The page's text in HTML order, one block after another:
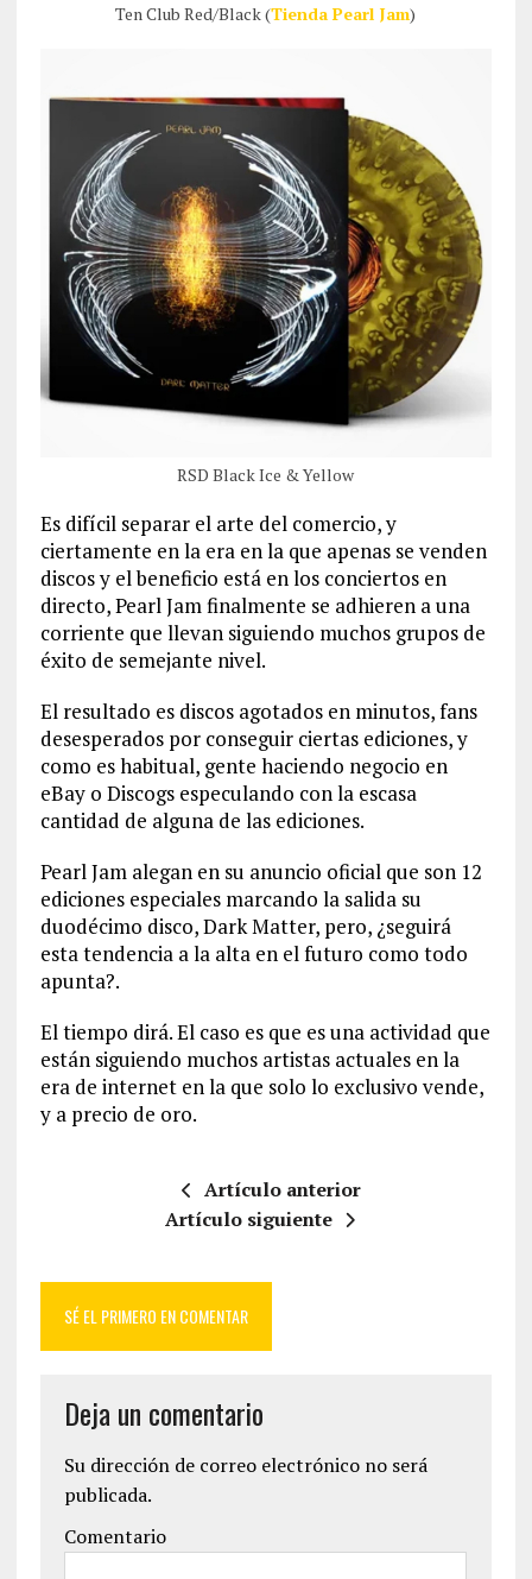
Ten Club Red/Black (Tienda Pearl Jam)
RSD Black Ice & Yellow
Es difícil separar el arte del comercio, y
ciertamente en la era en la que apenas se venden
discos y el beneficio está en los conciertos en
directo, Pearl Jam finalmente se adhieren a una
corriente que llevan siguiendo muchos grupos de
éxito de semejante nivel.
El resultado es discos agotados en minutos, fans
desesperados por conseguir ciertas ediciones, y
como es habitual, gente haciendo negocio en
eBay o Discogs especulando con la escasa
cantidad de alguna de las ediciones.
Pearl Jam alegan en su anuncio oficial que son 12
ediciones especiales marcando la salida su
duodécimo disco, Dark Matter, pero, ¿seguirá
esta tendencia a la alta en el futuro como todo
apunta?.
El tiempo dirá. El caso es que es una actividad que
están siguiendo muchos artistas actuales en la
era de internet en la que solo lo exclusivo vende,
y a precio de oro.
Artículo anterior
Artículo siguiente
SÉ EL PRIMERO EN COMENTAR
Deja un comentario
Su dirección de correo electrónico no será
publicada.
Comentario